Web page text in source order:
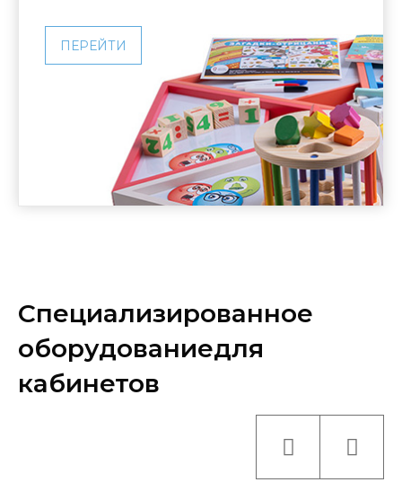
ПЕРЕЙТИ
Специализированное
оборудованиедля
кабинетов